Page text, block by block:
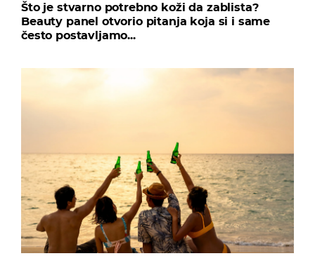
Što je stvarno potrebno koži da zablista?
Beauty panel otvorio pitanja koja si i same
često postavljamo...